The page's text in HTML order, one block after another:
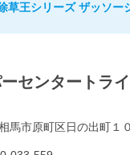
草王シリーズ ザッソー
センタートラ
馬市原町区日の出町１